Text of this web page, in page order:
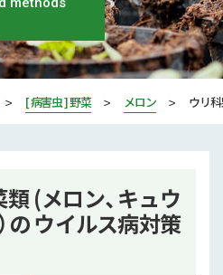
[ 病害虫 ] 野菜 メロン ウリ
(メロン、キュウ
の ウイルス病対策